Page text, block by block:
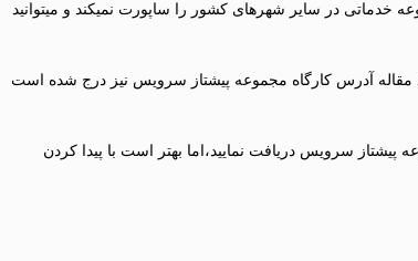
خدماتی در سایر شهرهای کشور را ساپورت نمیکند و میتوانید
مقاله آدرس کارگاه مجموعه پیشتاز سرویس نیز درج شده است
سرویس دریافت نمایید،اما بهتر است با پیدا کردن